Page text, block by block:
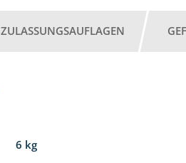
ZULASSUNGSAUFLAGEN
6 kg